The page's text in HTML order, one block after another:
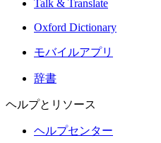
Talk & Translate
Oxford Dictionary
モバイルアプリ
辞書
ヘルプとリソース
ヘルプセンター